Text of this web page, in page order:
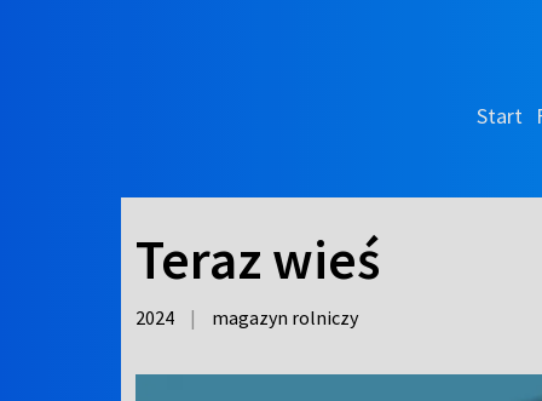
Start
Teraz wieś
2024 | magazyn rolniczy